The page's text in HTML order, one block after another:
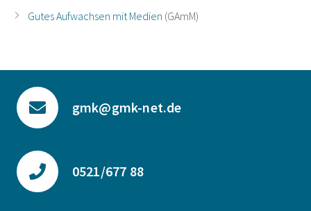
Gutes Aufwachsen mit Medien (GAmM)
gmk@gmk-net.de
0521/677 88